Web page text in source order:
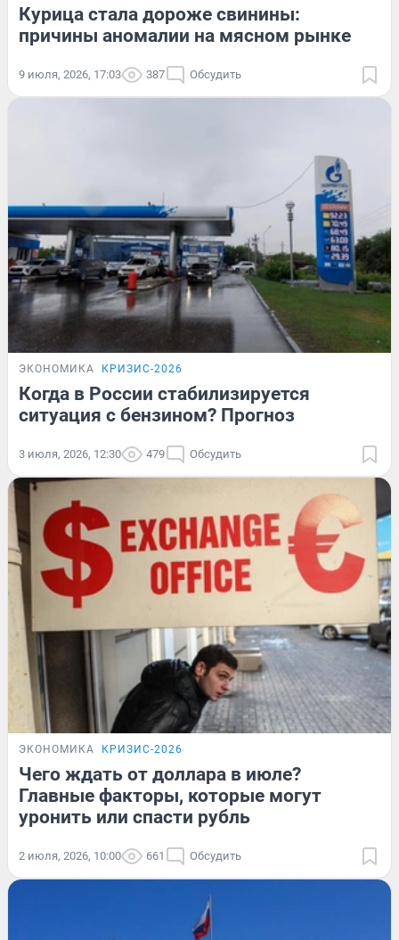
Курица стала дороже свинины:
причины аномалии на мясном рынке
9 июля, 2026, 17:03 387 Обсудить
ЭКОНОМИКА КРИЗИС-2026
Когда в России стабилизируется
ситуация с бензином? Прогноз
3 июля, 2026, 12:30 479 Обсудить
ЭКОНОМИКА КРИЗИС-2026
Чего ждать от доллара в июле?
Главные факторы, которые могут
уронить или спасти рубль
2 июля, 2026, 10:00 661 Обсудить